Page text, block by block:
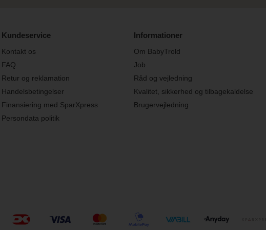
Kundeservice
Kontakt os
FAQ
Retur og reklamation
Handelsbetingelser
Finansiering med SparXpress
Persondata politik
Informationer
Om BabyTrold
Job
Råd og vejledning
Kvalitet, sikkerhed og tilbagekaldelse
Brugervejledning